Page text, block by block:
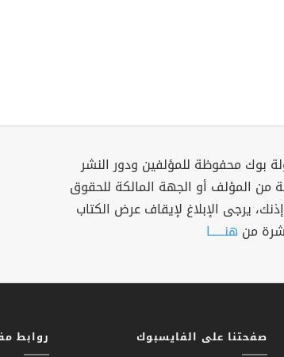
بوك محفوظة للمؤلفين ودور النشر
من المؤلف أو الجهة المالكة للحقوق
يرجى الإبلاغ لإيقاف عرض الكتاب
من هنــــــا
صفحتنا على الفايسبوك روابط